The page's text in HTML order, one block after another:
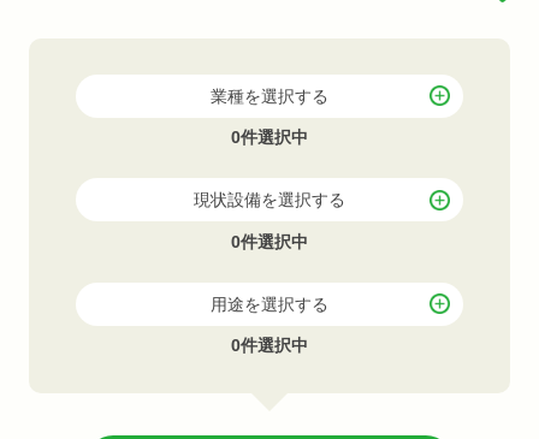
業種を選択する
0件選択中
現状設備を選択する
0件選択中
用途を選択する
0件選択中